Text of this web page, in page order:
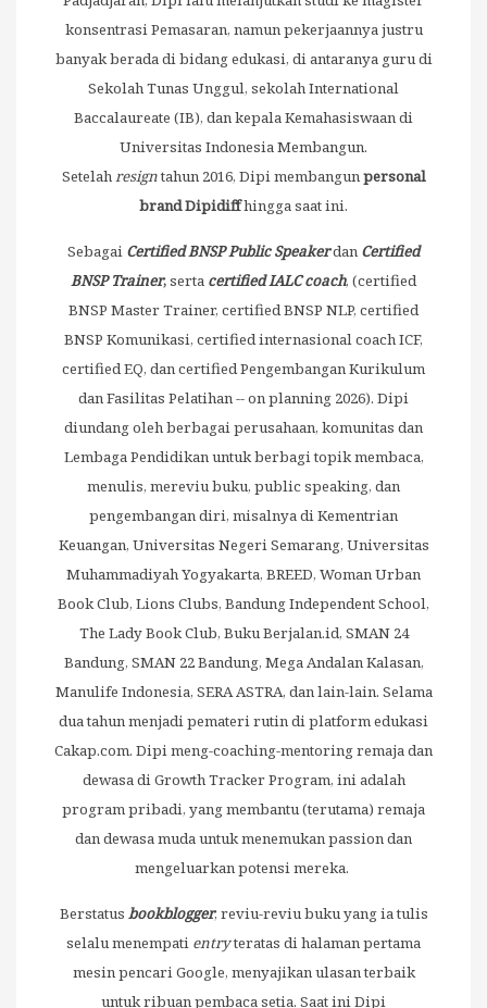
konsentrasi Pemasaran, namun pekerjaannya justru
banyak berada di bidang edukasi, di antaranya guru di
Sekolah Tunas Unggul, sekolah International
Baccalaureate (IB), dan kepala Kemahasiswaan di
Universitas Indonesia Membangun.
Setelahresigntahun 2016, Dipi membangunpersonal
brand Dipidiffhingga saat ini.
Sebagai Certified BNSP Public Speakerdan Certified
BNSP Trainer,serta certified IALC coach, (certified
BNSP Master Trainer, certified BNSP NLP, certified
BNSP Komunikasi, certified internasional coach ICF,
certified EQ, dan certified Pengembangan Kurikulum
dan Fasilitas Pelatihan -- on planning 2026). Dipi
diundang oleh berbagai perusahaan, komunitas dan
Lembaga Pendidikan untuk berbagi topik membaca,
menulis, mereviu buku, public speaking, dan
pengembangan diri, misalnya di Kementrian
Keuangan, Universitas Negeri Semarang, Universitas
Muhammadiyah Yogyakarta, BREED, Woman Urban
Book Club, Lions Clubs, Bandung Independent School,
The Lady Book Club, Buku Berjalan.id, SMAN 24
Bandung, SMAN 22 Bandung, Mega Andalan Kalasan,
Manulife Indonesia, SERA ASTRA, dan lain-lain. Selama
dua tahun menjadi pemateri rutin di platform edukasi
Cakap.com. Dipi meng-coaching-mentoring remaja dan
dewasa di Growth Tracker Program, ini adalah
program pribadi, yang membantu (terutama) remaja
dan dewasa muda untuk menemukan passion dan
mengeluarkan potensi mereka.
Berstatus bookblogger, reviu-reviu buku yang ia tulis
selalu menempati entryteratas di halaman pertama
mesin pencari Google, menyajikan ulasan terbaik
untuk ribuan pembaca setia. Saat ini Dipi